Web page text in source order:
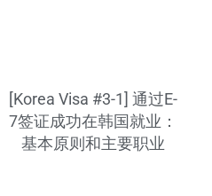
[Korea Visa #3-1] 通过E-
7签证成功在韩国就业：
基本原则和主要职业